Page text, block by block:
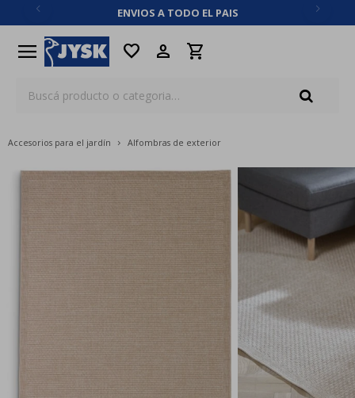
ENVIOS A TODO EL PAIS
menu favorite
Accesorios para el jardín Alfombras de exterior
close